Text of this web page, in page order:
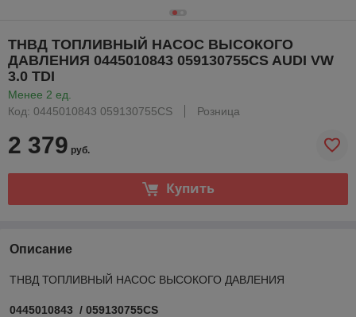
ТНВД ТОПЛИВНЫЙ НАСОС ВЫСОКОГО
ДАВЛЕНИЯ 0445010843 059130755CS AUDI VW
3.0 TDI
Менее 2 ед.
Код: 0445010843 059130755CS
Розница
2 379 руб.
Купить
Описание
ТНВД ТОПЛИВНЫЙ НАСОС ВЫСОКОГО ДАВЛЕНИЯ
0445010843 / 059130755CS